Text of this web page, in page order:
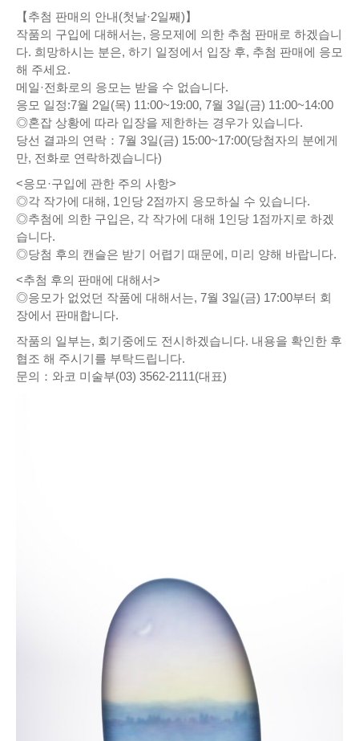
【추첨 판매의 안내(첫날·2일째)】
작품의 구입에 대해서는, 응모제에 의한 추첨 판매로 하겠습니
다. 희망하시는 분은, 하기 일정에서 입장 후, 추첨 판매에 응모
해 주세요.
메일·전화로의 응모는 받을 수 없습니다.
응모 일정:7월 2일(목) 11:00~19:00, 7월 3일(금) 11:00~14:00
◎혼잡 상황에 따라 입장을 제한하는 경우가 있습니다.
당선 결과의 연락：7월 3일(금) 15:00~17:00(당첨자의 분에게
만, 전화로 연락하겠습니다)
<응모·구입에 관한 주의 사항>
◎각 작가에 대해, 1인당 2점까지 응모하실 수 있습니다.
◎추첨에 의한 구입은, 각 작가에 대해 1인당 1점까지로 하겠
습니다.
◎당첨 후의 캔슬은 받기 어렵기 때문에, 미리 양해 바랍니다.
<추첨 후의 판매에 대해서>
◎응모가 없었던 작품에 대해서는, 7월 3일(금) 17:00부터 회
장에서 판매합니다.
작품의 일부는, 회기중에도 전시하겠습니다. 내용을 확인한 후
협조 해 주시기를 부탁드립니다.
문의：와코 미술부(03) 3562-2111(대표)